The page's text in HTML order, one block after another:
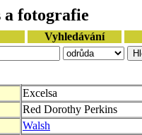
a fotografie
Vyhledávání
Excelsa
Red Dorothy Perkins
Walsh